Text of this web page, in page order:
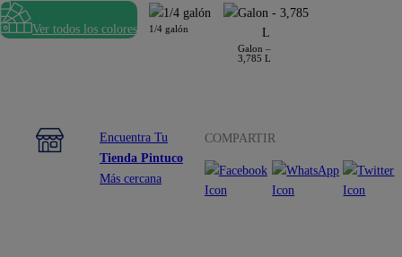
Ver todos los colores
1/4 galón
Galon –
3,785 L
Encuentra Tu
Tienda Pintuco
Más cercana
COMPARTIR